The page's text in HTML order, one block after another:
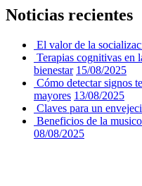
Noticias recientes
El valor de la
Terapias cognitivas en
bienestar 15/08/2025
Cómo detectar signos
mayores 13/08/2025
Claves para un
Beneficios de la
08/08/2025